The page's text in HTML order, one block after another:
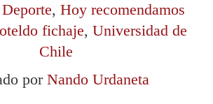
Deporte, Hoy recomendamos
fichaje, Universidad de
Chile
por Nando Urdaneta